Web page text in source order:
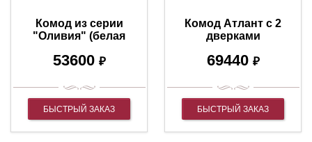
Комод из серии
"Оливия" (белая
патиной)
53600 ₽
БЫСТРЫЙ ЗАКАЗ
Комод Атлант с 2
дверками
69440 ₽
БЫСТРЫЙ ЗАКАЗ